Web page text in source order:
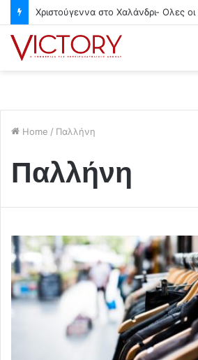
Home / Παλλήνη
Παλλήνη